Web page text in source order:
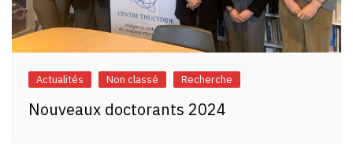
Actualités Non classé Recherche
Nouveaux doctorants 2024